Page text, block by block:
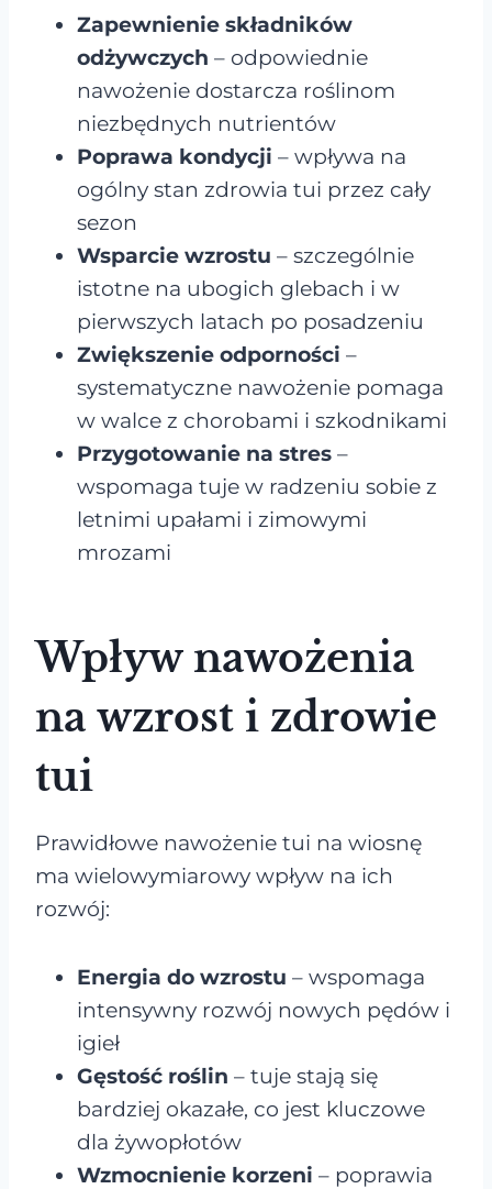
Zapewnienie składników
odżywczych – odpowiednie
nawożenie dostarcza roślinom
niezbędnych nutrientów
Poprawa kondycji – wpływa na
ogólny stan zdrowia tui przez cały
sezon
Wsparcie wzrostu – szczególnie
istotne na ubogich glebach i w
pierwszych latach po posadzeniu
Zwiększenie odporności –
systematyczne nawożenie pomaga
w walce z chorobami i szkodnikami
Przygotowanie na stres –
wspomaga tuje w radzeniu sobie z
letnimi upałami i zimowymi
mrozami
Wpływ nawożenia
na wzrost i zdrowie
tui
Prawidłowe nawożenie tui na wiosnę
ma wielowymiarowy wpływ na ich
rozwój:
Energia do wzrostu – wspomaga
intensywny rozwój nowych pędów i
igieł
Gęstość roślin – tuje stają się
bardziej okazałe, co jest kluczowe
dla żywopłotów
Wzmocnienie korzeni – poprawia